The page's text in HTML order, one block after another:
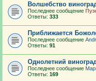
Волшебство
Последнее сообщение
Ответы: 333
Приближается
Последнее сообщение
Ответы: 91
Однолетний
Последнее сообщение
Ответы: 169